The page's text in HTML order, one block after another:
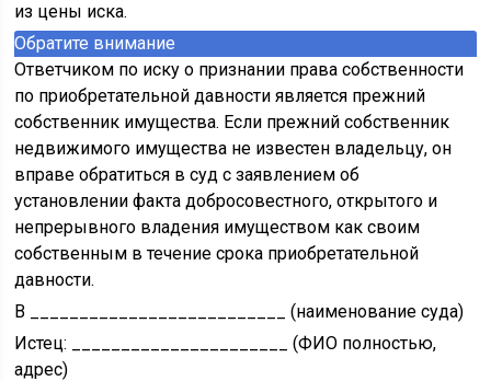
из цены иска.
Обратите внимание
Ответчиком по иску о признании права собственности
по приобретательной давности является прежний
собственник имущества. Если прежний собственник
недвижимого имущества не известен владельцу, он
вправе обратиться в суд с заявлением об
установлении факта добросовестного, открытого и
непрерывного владения имуществом как своим
собственным в течение срока приобретательной
давности.
В __________________________ (наименование суда)
Истец: ______________________ (ФИО полностью,
адрес)